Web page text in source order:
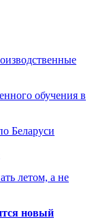
обучения в
Беларуси
летом, а не
новый